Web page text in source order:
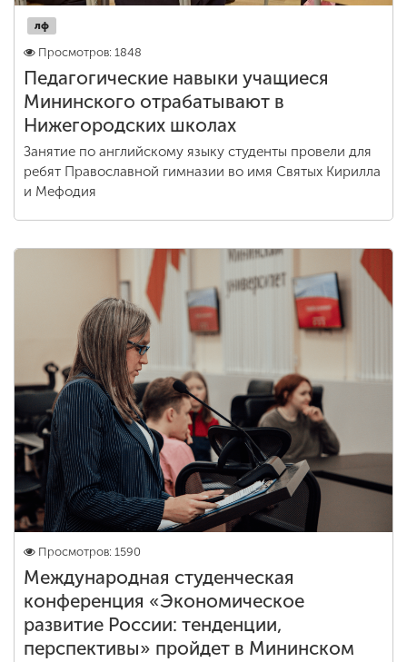
лф
Просмотров: 1848
Педагогические навыки учащиеся
Мининского отрабатывают в
Нижегородских школах
Занятие по английскому языку студенты провели для
ребят Православной гимназии во имя Святых Кирилла
и Мефодия
Просмотров: 1590
Международная студенческая
конференция «Экономическое
развитие России: тенденции,
перспективы» пройдет в Мининском